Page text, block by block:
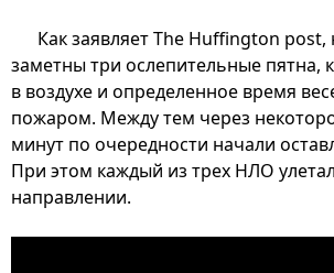
Как заявляет The Huffington post,
заметны три ослепительные пятна,
в воздухе и определенное время
пожаром. Между тем через
минут по очередности начали
При этом каждый из трех НЛО
направлении.